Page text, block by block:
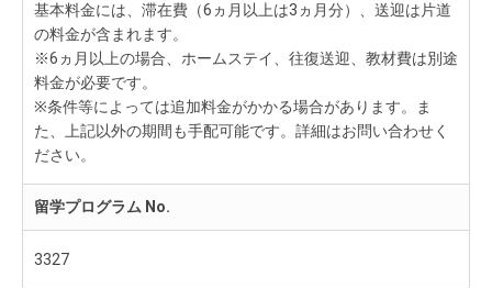
基本料金には、滞在費（6ヵ月以上は3ヵ月分）、送迎は片道
の料金が含まれます。
※6ヵ月以上の場合、ホームステイ、往復送迎、教材費は別途
料金が必要です。
※条件等によっては追加料金がかかる場合があります。ま
た、上記以外の期間も手配可能です。詳細はお問い合わせく
ださい。
留学プログラム No.
3327